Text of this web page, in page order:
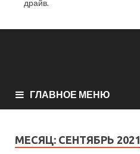
драйв.
ГЛАВНОЕ МЕНЮ
МЕСЯЦ: СЕНТЯБРЬ 2021